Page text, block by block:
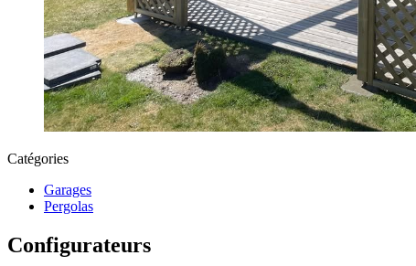
Catégories
Garages
Pergolas
Configurateurs